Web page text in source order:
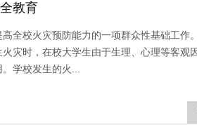
教育
全校火灾预防能力的一项群众性基础工作
灾时，在校大学生由于生理、心理等客观
学校发生的火...